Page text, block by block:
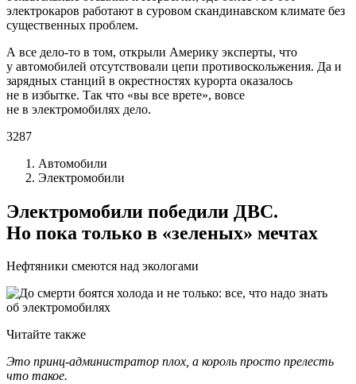
электрокаров работают в суровом скандинавском климате без
существенных проблем.
А все дело-то в том, открыли Америку эксперты, что
у автомобилей отсутствовали цепи противоскольжения. Да и
зарядных станций в окрестностях курорта оказалось
не в избытке. Так что «вы все врете», вовсе
не в электромобилях дело.
3287
Автомобили
Электромобили
Электромобили победили ДВС.
Но пока только в «зеленых» мечтах
Нефтяники смеются над экологами
Читайте также
Это принц-администратор плох, а король просто прелесть
что такое.